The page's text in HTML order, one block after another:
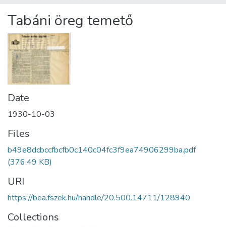
Statistics
About us
Tabáni öreg temető
Date
1930-10-03
Files
b49e8dcbccfbcfb0c140c04fc3f9ea74906299ba.pdf
(376.49 KB)
URI
https://bea.fszek.hu/handle/20.500.14711/128940
Collections